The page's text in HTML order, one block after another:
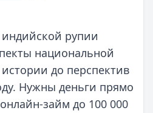
рупии
национальной
до перспектив
Нужны деньги прямо
займ до 100 000